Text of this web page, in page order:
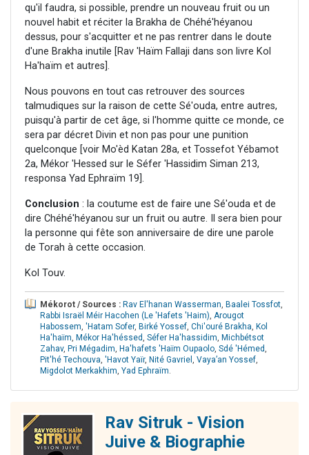
qu'il faudra, si possible, prendre un nouveau fruit ou un
nouvel habit et réciter la Brakha de Chéhé'héyanou
dessus, pour s'acquitter et ne pas rentrer dans le doute
d'une Brakha inutile [Rav 'Haïm Fallaji dans son livre Kol
Ha'haïm et autres].
Nous pouvons en tout cas retrouver des sources
talmudiques sur la raison de cette Sé'ouda, entre autres,
puisqu'à partir de cet âge, si l'homme quitte ce monde, ce
sera par décret Divin et non pas pour une punition
quelconque [voir Mo'èd Katan 28a, et Tossefot Yébamot
2a, Mékor 'Hessed sur le Séfer 'Hassidim Siman 213,
responsa Yad Ephraïm 19].
Conclusion : la coutume est de faire une Sé'ouda et de
dire Chéhé'héyanou sur un fruit ou autre. Il sera bien pour
la personne qui fête son anniversaire de dire une parole
de Torah à cette occasion.
Kol Touv.
Mékorot / Sources : Rav El'hanan Wasserman, Baalei Tossfot,
Rabbi Israël Méir Hacohen (Le 'Hafets 'Haim), Arougot
Habossem, 'Hatam Sofer, Birké Yossef, Chi'ouré Brakha, Kol
Ha'haïm, Mékor Ha'héssed, Séfer Ha'hassidim, Michbétsot
Zahav, Pri Mégadim, Ha'hafets 'Haïm Oupaolo, Sdé 'Hémed,
Pit'hé Techouva, 'Havot Yaïr, Nité Gavriel , Vaya’an Yossef,
Migdolot Merkakhim, Yad Ephraïm.
Rav Sitruk - Vision
Juive & Biographie